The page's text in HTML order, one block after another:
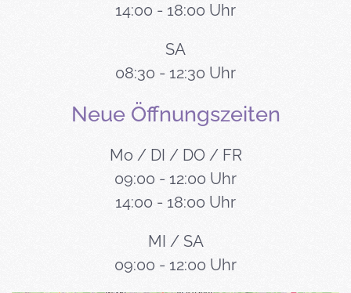
14:00 - 18:00 Uhr
SA
08:30 - 12:30 Uhr
Neue Öffnungszeiten
Mo / DI / DO / FR
09:00 - 12:00 Uhr
14:00 - 18:00 Uhr
MI / SA
09:00 - 12:00 Uhr